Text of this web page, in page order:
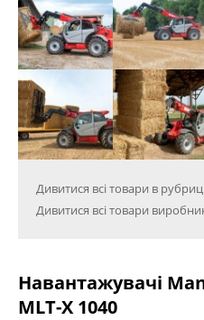
Дивитися всі товари в
Дивитися всі товари
Навантажувачі
MLT-X 1040